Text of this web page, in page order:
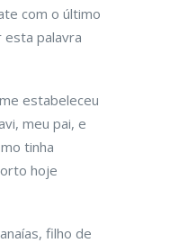
com o último
esta palavra
estabeleceu
meu pai, e
tinha
hoje
filho de